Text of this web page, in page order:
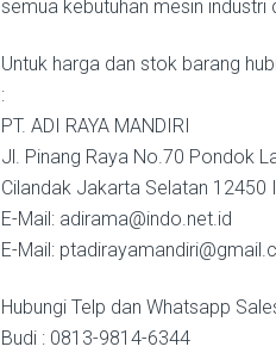
semua kebutuhan mesin industri
Untuk harga dan stok barang
:
PT. ADI RAYA MANDIRI
Jl. Pinang Raya No.70 Pondok
Cilandak Jakarta Selatan 12450
E-Mail: adirama@indo.net.id
E-Mail:
Hubungi Telp dan Whatsapp
Budi : 0813-9814-6344